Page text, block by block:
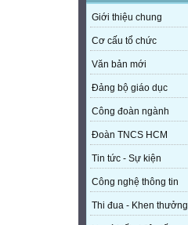
Giới thiệu chung
Cơ cấu tổ chức
Văn bản mới
Đảng bộ giáo dục
Công đoàn ngành
Đoàn TNCS HCM
Tin tức - Sự kiện
Công nghệ thông tin
Thi đua - Khen thưởng